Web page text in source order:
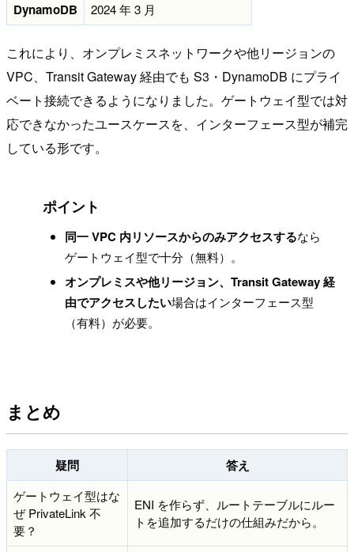
DynamoDB 2024 年 3 月
これにより、オンプレミスネットワークや他リージョンの
VPC、Transit Gateway 経由でも S3・DynamoDB にプライ
ベート接続できるようになりました。ゲートウェイ型では対
応できなかったユースケースを、インターフェース型が補完
している形です。
ポイント
同一 VPC 内リソースからのみアクセスするなら
ゲートウェイ型で十分（無料）。
オンプレミスや他リージョン、Transit Gateway 経
由でアクセスしたい場合はインターフェース型
（有料）が必要。
まとめ
疑問 答え
ゲートウェイ型はな
ぜ PrivateLink 不
要？
ENI を作らず、ルートテーブルにルー
トを追加するだけの仕組みだから。